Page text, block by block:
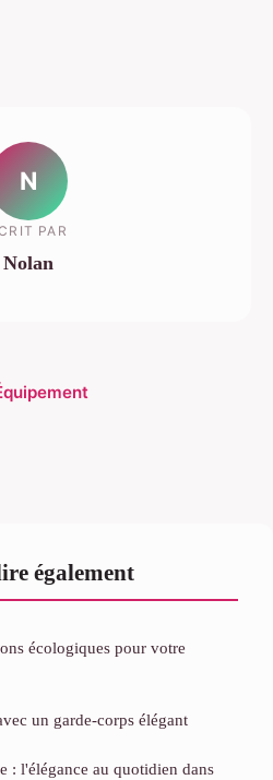
N
PAR
Nolan
également
écologiques pour votre
un garde-corps élégant
: l'élégance au quotidien dans